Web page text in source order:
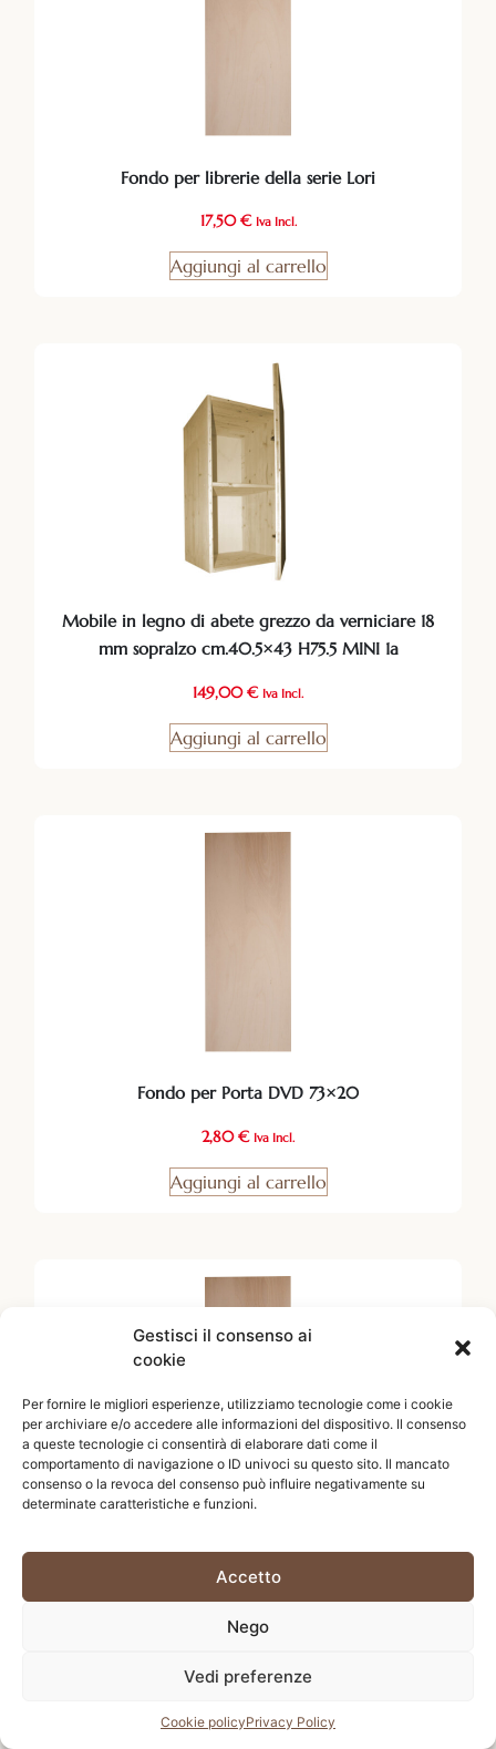
Gestisci il consenso ai
cookie
Per fornire le migliori esperienze, utilizziamo tecnologie come i cookie
per archiviare e/o accedere alle informazioni del dispositivo. Il consenso
a queste tecnologie ci consentirà di elaborare dati come il
comportamento di navigazione o ID univoci su questo sito. Il mancato
consenso o la revoca del consenso può influire negativamente su
determinate caratteristiche e funzioni.
Accetto
Nego
Vedi preferenze
Cookie policyPrivacy Policy
Fondo per librerie della serie Lori
17,50€ Iva Incl.
Aggiungi al carrello
Mobile in legno di abete grezzo da verniciare 18
mm sopralzo cm.40.5×43 H75.5 MINI 1a
149,00€ Iva Incl.
Aggiungi al carrello
Fondo per Porta DVD 73×20
2,80€ Iva Incl.
Aggiungi al carrello
4,00€ Iva Incl.
Aggiungi al carrello